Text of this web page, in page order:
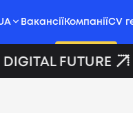
Вакансії КомпаніїCV
FUTURE